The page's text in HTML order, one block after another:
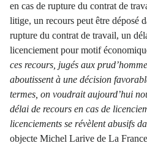
en cas de rupture du contrat de
litige, un recours peut être déposé
rupture du contrat de travail, un
licenciement pour motif
ces recours, jugés aux
aboutissent à une décision
termes, on voudrait aujourd’hui
délai de recours en cas de
licenciements se révèlent abusifs
objecte Michel Larive de La